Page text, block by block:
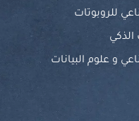
للروبوتات
الذكي
و علوم البيانات